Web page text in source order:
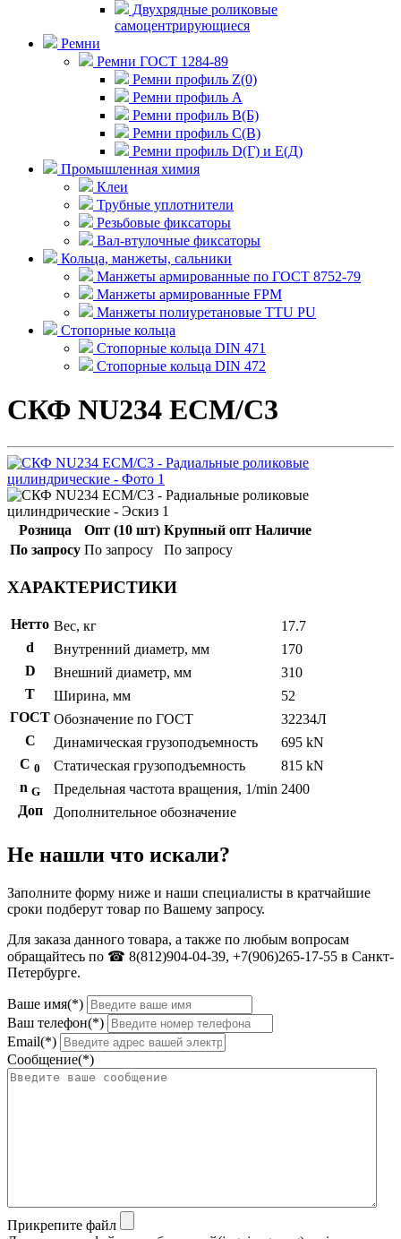
Двухрядные роликовые
самоцентрирующиеся
Ремни
Ремни ГОСТ 1284-89
Ремни профиль Z(0)
Ремни профиль А
Ремни профиль В(Б)
Ремни профиль С(В)
Ремни профиль D(Г) и E(Д)
Промышленная химия
Клеи
Трубные уплотнители
Резьбовые фиксаторы
Вал-втулочные фиксаторы
Кольца, манжеты, сальники
Манжеты армированные по ГОСТ 8752-79
Манжеты армированные FPM
Манжеты полиуретановые TTU PU
Стопорные кольца
Стопорные кольца DIN 471
Стопорные кольца DIN 472
СКФ NU234 ECM/C3
Розница Опт (10 шт) Крупный опт Наличие
По запросу По запросу По запросу
ХАРАКТЕРИСТИКИ
Нетто Вес, кг
17.7
d
Внутренний диаметр, мм
170
D
Внешний диаметр, мм
310
T
Ширина, мм
52
ГОСТ Обозначение по ГОСТ
32234Л
C
Динамическая грузоподъемность
695 kN
С 0 Статическая грузоподъемность
815 kN
n G Предельная частота вращения, 1/min 2400
Доп
Дополнительное обозначение
Не нашли что искали?
Заполните форму ниже и наши специалисты в кратчайшие
сроки подберут товар по Вашему запросу.
Для заказа данного товара, а также по любым вопросам
обращайтесь по ☎ 8(812)904-04-39, +7(906)265-17-55 в Санкт-
Петербурге.
Ваше имя(*)
Ваш телефон(*)
Email(*)
Сообщение(*)
Прикрепите файл